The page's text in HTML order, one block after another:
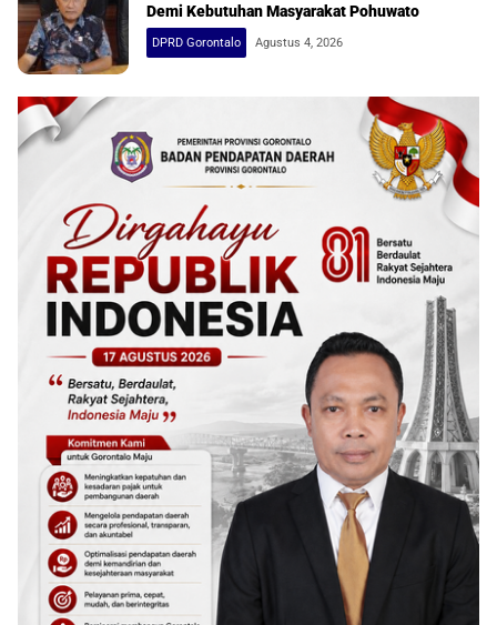
Demi Kebutuhan Masyarakat Pohuwato
DPRD Gorontalo Agustus 4, 2026